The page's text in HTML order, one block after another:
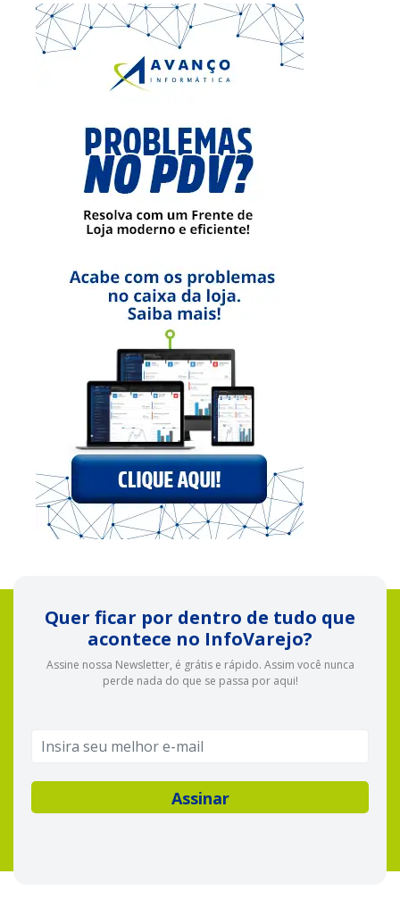
Quer ficar por dentro de tudo que
acontece no InfoVarejo?
Assine nossa Newsletter, é grátis e rápido. Assim você nunca
perde nada do que se passa por aqui!